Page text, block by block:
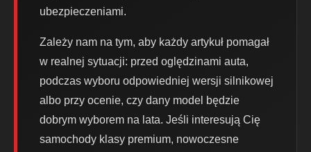
ubezpieczeniami.
Zależy nam na tym, aby każdy artykuł pomagał
w realnej sytuacji: przed oględzinami auta,
podczas wyboru odpowiedniej wersji silnikowej
albo przy ocenie, czy dany model będzie
dobrym wyborem na lata. Jeśli interesują Cię
samochody klasy premium, nowoczesne